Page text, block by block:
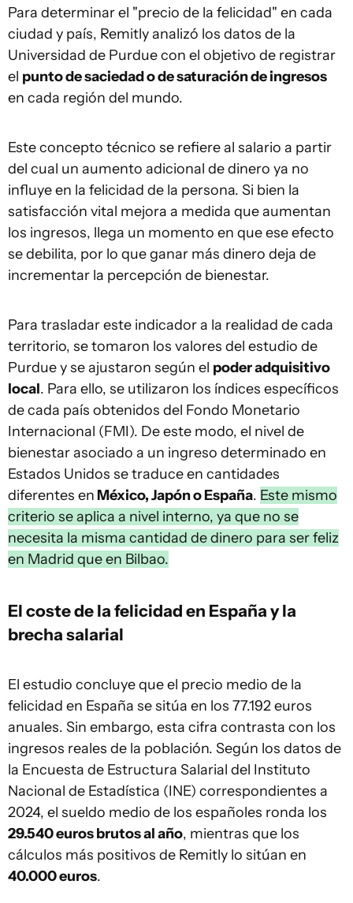
Para determinar el "precio de la felicidad" en cada
ciudad y país, Remitly analizó los datos de la
Universidad de Purdue con el objetivo de registrar
el punto de saciedad o de saturación de ingresos
en cada región del mundo.
Este concepto técnico se refiere al salario a partir
del cual un aumento adicional de dinero ya no
influye en la felicidad de la persona. Si bien la
satisfacción vital mejora a medida que aumentan
los ingresos, llega un momento en que ese efecto
se debilita, por lo que ganar más dinero deja de
incrementar la percepción de bienestar.
Para trasladar este indicador a la realidad de cada
territorio, se tomaron los valores del estudio de
Purdue y se ajustaron según el poder adquisitivo
local. Para ello, se utilizaron los índices específicos
de cada país obtenidos del Fondo Monetario
Internacional (FMI). De este modo, el nivel de
bienestar asociado a un ingreso determinado en
Estados Unidos se traduce en cantidades
diferentes en México, Japón o España. Este mismo
criterio se aplica a nivel interno, ya que no se
necesita la misma cantidad de dinero para ser feliz
en Madrid que en Bilbao.
El coste de la felicidad en España y la
brecha salarial
El estudio concluye que el precio medio de la
felicidad en España se sitúa en los 77.192 euros
anuales. Sin embargo, esta cifra contrasta con los
ingresos reales de la población. Según los datos de
la Encuesta de Estructura Salarial del Instituto
Nacional de Estadística (INE) correspondientes a
2024, el sueldo medio de los españoles ronda los
29.540 euros brutos al año, mientras que los
cálculos más positivos de Remitly lo sitúan en
40.000 euros.